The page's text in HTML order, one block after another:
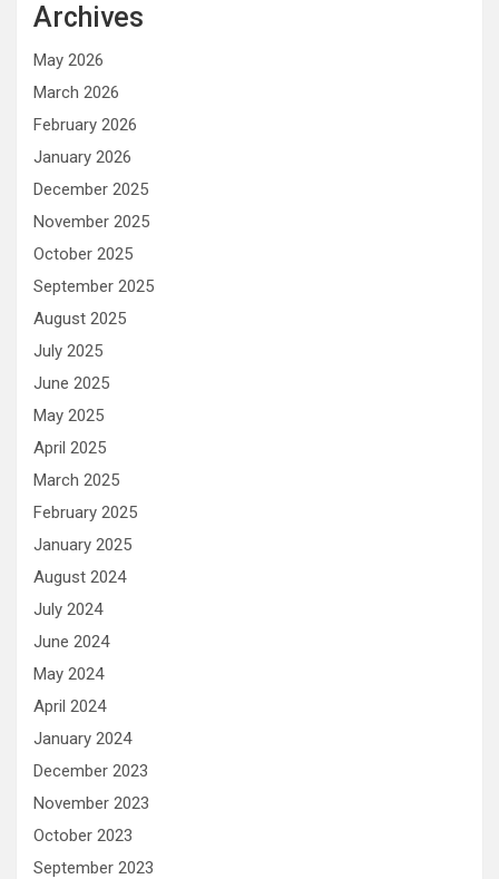
Archives
May 2026
March 2026
February 2026
January 2026
December 2025
November 2025
October 2025
September 2025
August 2025
July 2025
June 2025
May 2025
April 2025
March 2025
February 2025
January 2025
August 2024
July 2024
June 2024
May 2024
April 2024
January 2024
December 2023
November 2023
October 2023
September 2023